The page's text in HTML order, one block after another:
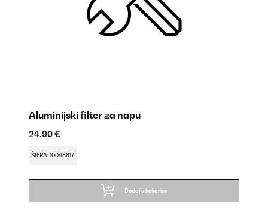
Aluminijski filter za napu
24,90 €
ŠIFRA: 10048617
Dodaj u košaricu